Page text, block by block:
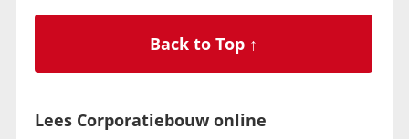
Back to Top ↑
Lees Corporatiebouw online